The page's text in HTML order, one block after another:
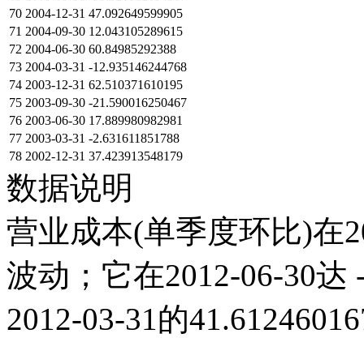
70 2004-12-31 47.092649599905
71 2004-09-30 12.043105289615
72 2004-06-30 60.84985292388
73 2004-03-31 -12.935146244768
74 2003-12-31 62.510371610195
75 2003-09-30 -21.590016250467
76 2003-06-30 17.889980982981
77 2003-03-31 -2.631611851788
78 2002-12-31 37.423913548179
数据说明
营业成本(单季度环比)在
波动；它在2012-06-30达
2012-03-31的